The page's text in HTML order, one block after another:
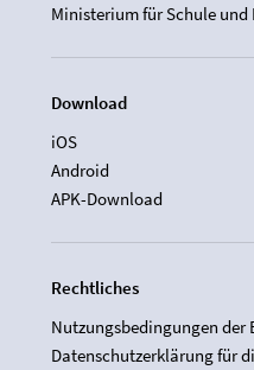
Ministerium für Schule und
Download
iOS
Android
APK-Download
Rechtliches
Nutzungsbedingungen der
Datenschutzerklärung für